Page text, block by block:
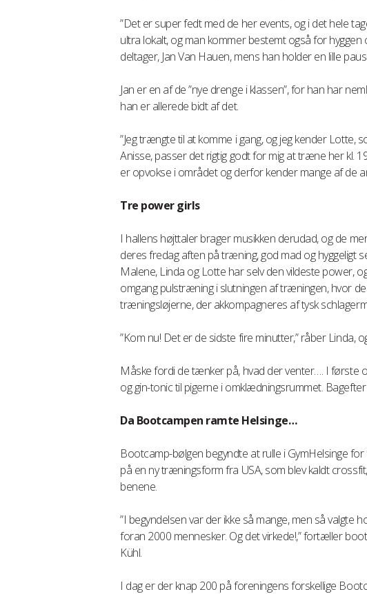
”Det er super fedt med de her events, og i det hele
ultra lokalt, og man kommer bestemt også for
deltager, Jan Van Hauen, mens han holder en lille
Jan er en af de ”nye drenge i klassen”, for han har
han er allerede bidt af det.
”Jeg trængte til at komme i gang, og jeg kender Lotte,
Anisse, passer det rigtig godt for mig at træne her kl.
er opvokse i området og derfor kender mange af de
Tre power girls
I hallens højttaler brager musikken derudad, og de
deres fredag aften på træning, god mad og hyggeligt
Malene, Linda og Lotte har selv den vildeste power,
omgang pulstræning i slutningen af træningen, hvor
træningsløjerne, der akkompagneres af tysk
”Kom nu! Det er de sidste fire minutter,” råber Linda,
Måske fordi de tænker på, hvad der venter…. I første
og gin-tonic til pigerne i omklædningsrummet.
Da Bootcampen ramte Helsinge…
Bootcamp-bølgen begyndte at rulle i GymHelsinge
på en ny træningsform fra USA, som blev kaldt
benene.
”I begyndelsen var der ikke så mange, men så valgte
foran 2000 mennesker. Og det virkede!,” fortæller
Kühl.
I dag er der knap 200 på foreningens forskellige